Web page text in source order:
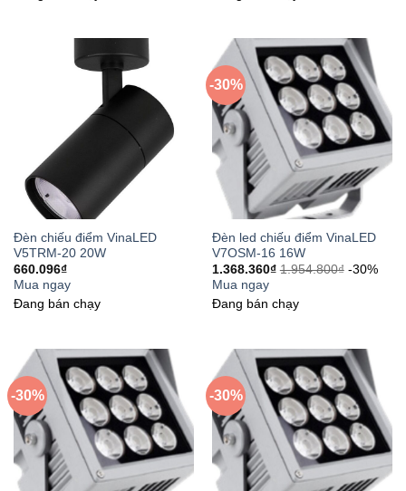
Đèn chiếu điểm VinaLED
V5TRM-20 20W
660.096₫
Mua ngay
Đang bán chạy
-30%
Đèn led chiếu điểm VinaLED
V7OSM-16 16W
1.368.360₫ 1.954.800₫ -30%
Mua ngay
Đang bán chạy
-30% -30%